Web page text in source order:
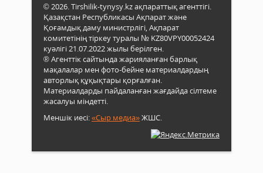
© 2026. Tirshilik-tynysy.kz ақпараттық агенттігі.
Қазақстан Республикасы Ақпарат және
Қоғамдық даму министрлігі, Ақпарат
комитетінің тіркеу туралы № KZ80VPY00052424
куәлігі 21.07.2022 жылы берілген.
® Агенттік сайтында жарияланған барлық
мақалалар мен фото-бейне материалдардың
авторлық құқықтары қорғалған.
Материалдарды пайдаланған жағдайда сілтеме
жасалуы міндетті.
Меншік иесі:«Сыр медиа»ЖШС.